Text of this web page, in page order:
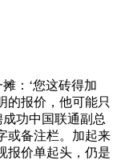
：‘您这砖得加
的报价，他可能只
功中国联通副总
或备注栏。加起来
报价单起头，仍是